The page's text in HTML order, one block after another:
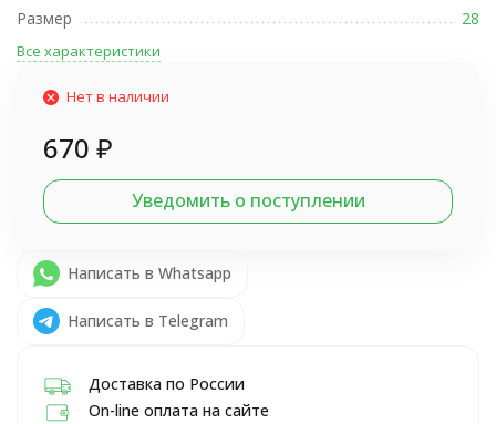
Размер
28
Все характеристики
Нет в наличии
670 ₽
Уведомить о поступлении
Написать в Whatsapp
Написать в Telegram
Доставка по России
On-line оплата на сайте